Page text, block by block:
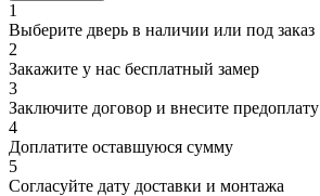
1
Выберите дверь в наличии или под заказ
2
Закажите у нас бесплатный замер
3
Заключите договор и внесите предоплату
4
Доплатите оставшуюся сумму
5
Согласуйте дату доставки и монтажа